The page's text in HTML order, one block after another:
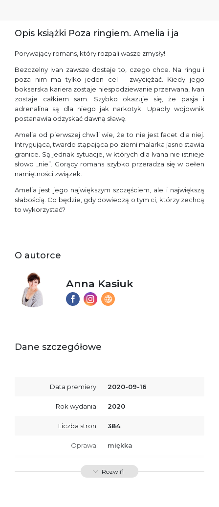
Opis książki Poza ringiem. Amelia i ja
Porywający romans, który rozpali wasze zmysły!
Bezczelny Ivan zawsze dostaje to, czego chce. Na ringu i
poza nim ma tylko jeden cel – zwyciężać. Kiedy jego
bokserska kariera zostaje niespodziewanie przerwana, Ivan
zostaje całkiem sam. Szybko okazuje się, że pasja i
adrenalina są dla niego jak narkotyk. Upadły wojownik
postanawia odzyskać dawną sławę.
Amelia od pierwszej chwili wie, że to nie jest facet dla niej.
Intrygująca, twardo stąpająca po ziemi malarka jasno stawia
granice. Są jednak sytuacje, w których dla Ivana nie istnieje
słowo „nie”. Gorący romans szybko przeradza się w pełen
namiętności związek.
Amelia jest jego największym szczęściem, ale i największą
słabością. Co będzie, gdy dowiedzą o tym ci, którzy zechcą
to wykorzystać?
O autorce
Anna Kasiuk
Dane szczegółowe
Data premiery: 2020-09-16
Rok wydania: 2020
Liczba stron: 384
Oprawa: miękka
ISBN 9788366570603
Rozwiń